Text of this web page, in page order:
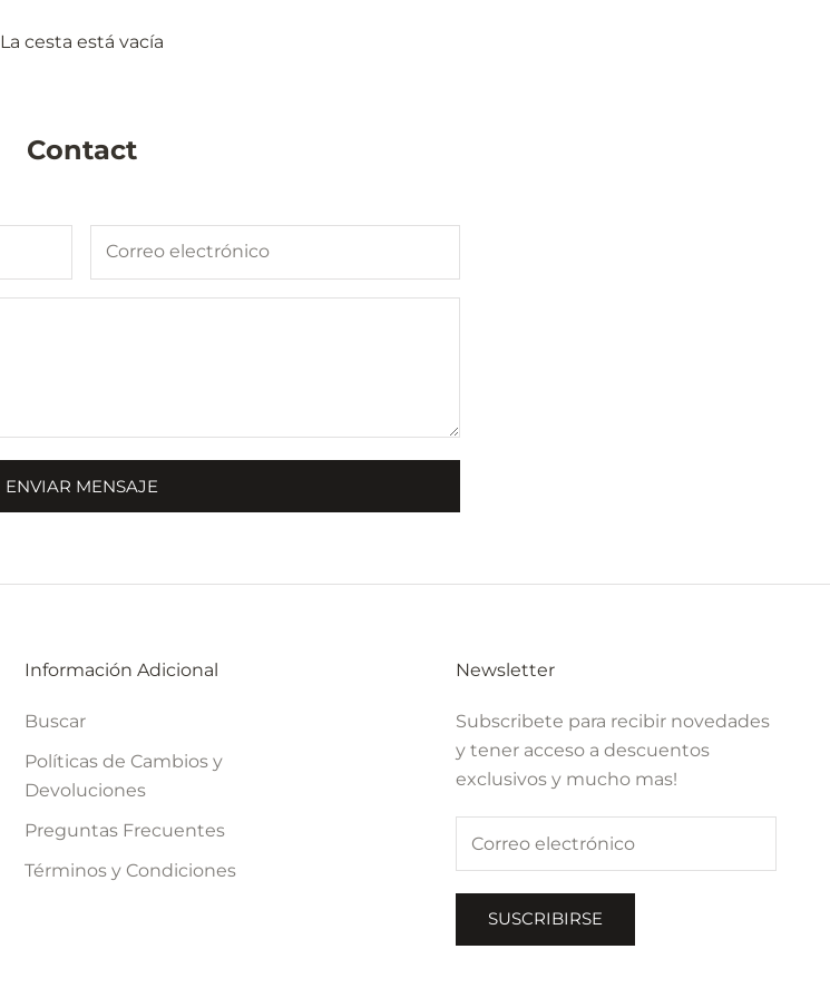
La cesta está vacía
Contact
ENVIAR MENSAJE
Información Adicional
Buscar
Políticas de Cambios y
Devoluciones
Preguntas Frecuentes
Términos y Condiciones
Newsletter
Subscribete para recibir novedades
y tener acceso a descuentos
exclusivos y mucho mas!
SUSCRIBIRSE